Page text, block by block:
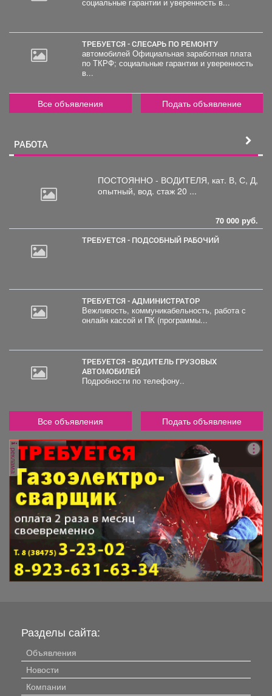
социальные гарантии и уверенность в...
ТРЕБУЕТСЯ - СЛЕСАРЬ ПО РЕМОНТУ
автомобилей Официальная заработная плата
по ТКРФ; социальные гарантии и уверенность
в...
Все объявления Подать объявление
РАБОТА
ПОСТОЯННО - ВОДИТЕЛЯ, кат. В, С, Д,
опытный, вод. стаж 20 ...
70 000 руб.
ТРЕБУЕТСЯ - ПОДСОБНЫЙ РАБОЧИЙ
ТРЕБУЕТСЯ - АДМИНИСТРАТОР
Вежливость, коммуникабельность, работа с
онлайн кассой и ПК (программы...
ТРЕБУЕТСЯ - ВОДИТЕЛЬ ГРУЗОВЫХ
АВТОМОБИЛЕЙ
Подробности по телефону..
Все объявления Подать объявление
реклама
Разделы сайта:
Объявления
Новости
Компании